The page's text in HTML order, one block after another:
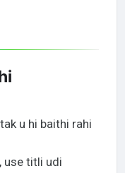
u hi baithi rahi
use titli udi